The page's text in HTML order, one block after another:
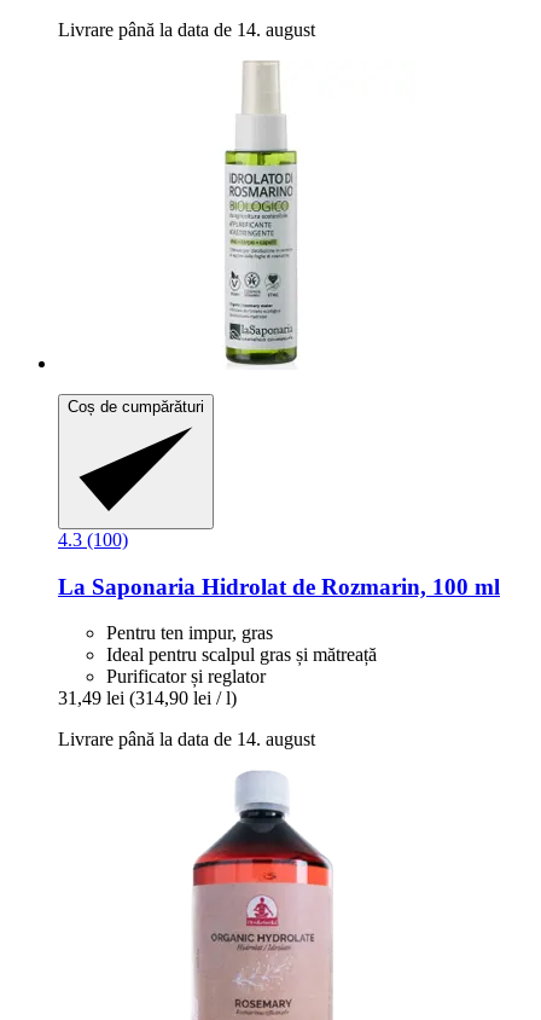
Livrare până la data de 14. august
Coș de cumpărături
4.3 (100)
La Saponaria Hidrolat de Rozmarin, 100 ml
Pentru ten impur, gras
Ideal pentru scalpul gras și mătreață
Purificator și reglator
31,49 lei (314,90 lei / l)
Livrare până la data de 14. august